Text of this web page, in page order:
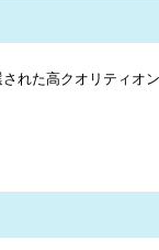
れた高クオリティオ